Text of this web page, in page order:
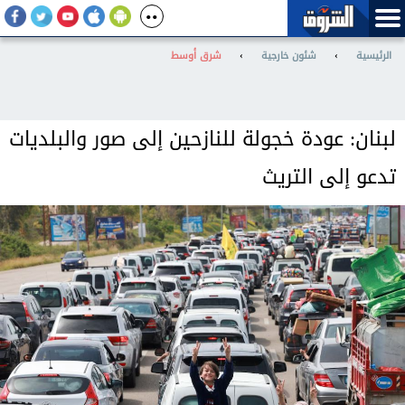
الرئيسية › شئون خارجية › شرق أوسط
لبنان: عودة خجولة للنازحين إلى صور والبلديات
تدعو إلى التريث